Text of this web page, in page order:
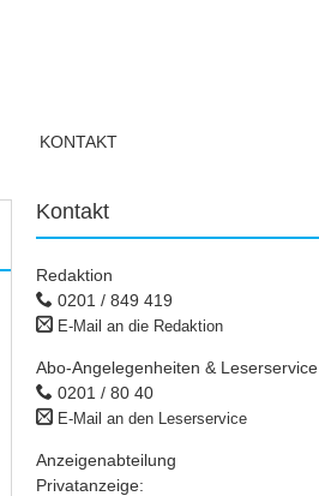
KONTAKT
Kontakt
Redaktion
0201 / 849 419
E-Mail an die Redaktion
Abo-Angelegenheiten & Leserservice
0201 / 80 40
E-Mail an den Leserservice
Anzeigenabteilung
Privatanzeige: